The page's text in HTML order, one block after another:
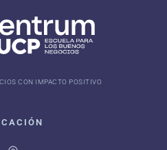
CON IMPACTO POSITIVO